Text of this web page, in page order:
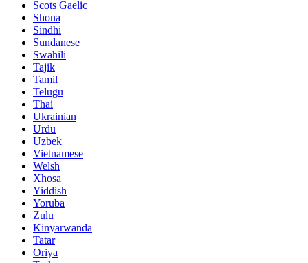
Scots Gaelic
Shona
Sindhi
Sundanese
Swahili
Tajik
Tamil
Telugu
Thai
Ukrainian
Urdu
Uzbek
Vietnamese
Welsh
Xhosa
Yiddish
Yoruba
Zulu
Kinyarwanda
Tatar
Oriya